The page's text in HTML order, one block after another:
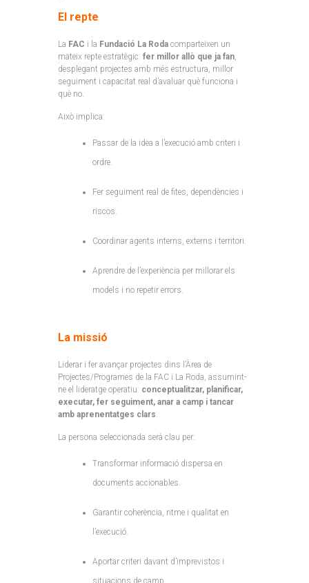
El repte
La FAC i la Fundació La Roda comparteixen un
mateix repte estratègic: fer millor allò que ja fan,
desplegant projectes amb més estructura, millor
seguiment i capacitat real d’avaluar què funciona i
què no.
Això implica:
Passar de la idea a l’execució amb criteri i
ordre.
Fer seguiment real de fites, dependències i
riscos.
Coordinar agents interns, externs i territori.
Aprendre de l’experiència per millorar els
models i no repetir errors.
La missió
Liderar i fer avançar projectes dins l’Àrea de
Projectes/Programes de la FAC i La Roda, assumint-
ne el lideratge operatiu: conceptualitzar, planificar,
executar, fer seguiment, anar a camp i tancar
amb aprenentatges clars.
La persona seleccionada serà clau per:
Transformar informació dispersa en
documents accionables.
Garantir coherència, ritme i qualitat en
l’execució.
Aportar criteri davant d’imprevistos i